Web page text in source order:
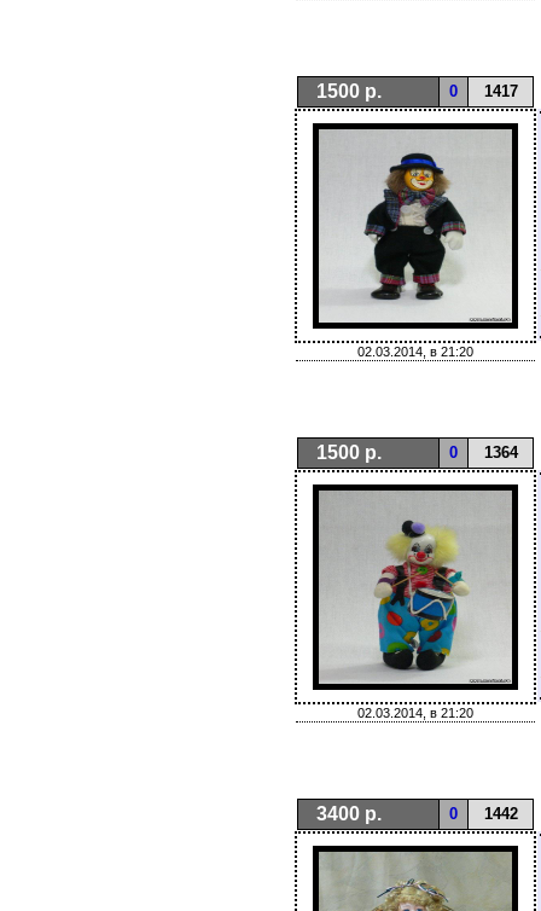
1500 р. 0 1417
02.03.2014, в 21:20
1500 р. 0 1364
02.03.2014, в 21:20
3400 р. 0 1442